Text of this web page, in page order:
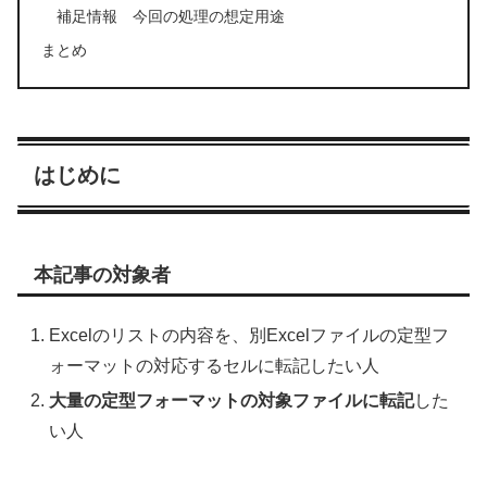
補足情報 今回の処理の想定用途
まとめ
はじめに
本記事の対象者
Excelのリストの内容を、別Excelファイルの定型フ
ォーマットの対応するセルに転記したい人
大量の定型フォーマットの対象ファイルに転記した
い人